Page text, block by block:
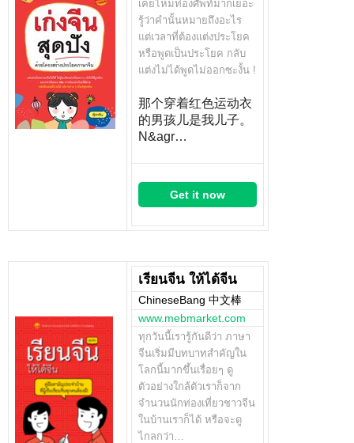
เคยไหมท่องศัพท์มาก็เยอะ
รู้ว่าคำนั้นหมายถึงอะไร
แต่เวลาที่ต้องแต่งประโยค
หรือพูดเป็นประโยค กลับ
แต่งไม่ได้พูดไม่ออกซะงั้น !
那个穿着红色运动衣
的男孩儿是我儿子。
N&agr…
Get it now
เรียนจีน ให้ได้จีน
ChineseBang 中文棒
www.mebmarket.com
ทุกวันนี้เรารู้กันดีว่า ภาษา
จีนเริ่มมีบทบาทสำคัญใน
โลกนี้มากขึ้นเรื่อยๆ ดู
ตัวอย่างใกล้ตัวเราก็จาก
จำนวนนักท่องเที่ยวชาวจีน
ในบ้านเราก็ได้ หรือจะดู
ไกลกว่า…